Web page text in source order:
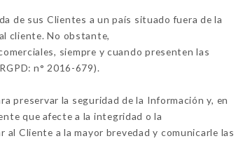
de sus Clientes a un país situado fuera de la
cliente. No obstante,
siempre y cuando presenten las
n° 2016-679).
preservar la seguridad de la Información y, en
que afecte a la integridad o la
al Cliente a la mayor brevedad y comunicarle las